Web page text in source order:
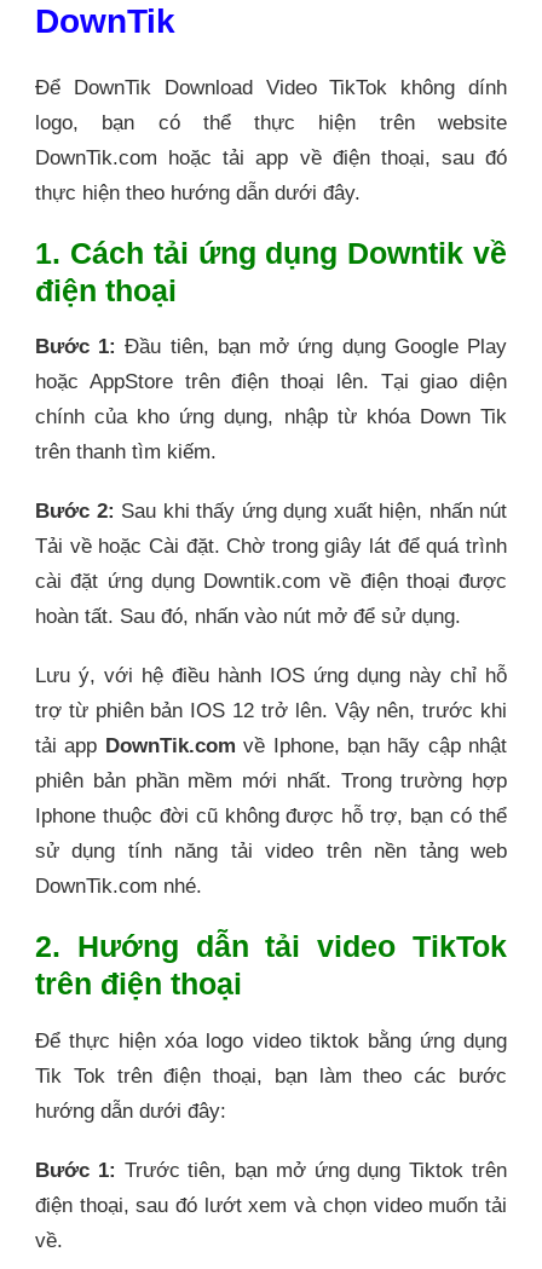
DownTik
Để DownTik Download Video TikTok không dính
logo, bạn có thể thực hiện trên website
DownTik.com hoặc tải app về điện thoại, sau đó
thực hiện theo hướng dẫn dưới đây.
1. Cách tải ứng dụng Downtik về
điện thoại
Bước 1: Đầu tiên, bạn mở ứng dụng Google Play
hoặc AppStore trên điện thoại lên. Tại giao diện
chính của kho ứng dụng, nhập từ khóa Down Tik
trên thanh tìm kiếm.
Bước 2: Sau khi thấy ứng dụng xuất hiện, nhấn nút
Tải về hoặc Cài đặt. Chờ trong giây lát để quá trình
cài đặt ứng dụng Downtik.com về điện thoại được
hoàn tất. Sau đó, nhấn vào nút mở để sử dụng.
Lưu ý, với hệ điều hành IOS ứng dụng này chỉ hỗ
trợ từ phiên bản IOS 12 trở lên. Vậy nên, trước khi
tải app DownTik.com về Iphone, bạn hãy cập nhật
phiên bản phần mềm mới nhất. Trong trường hợp
Iphone thuộc đời cũ không được hỗ trợ, bạn có thể
sử dụng tính năng tải video trên nền tảng web
DownTik.com nhé.
2. Hướng dẫn tải video TikTok
trên điện thoại
Để thực hiện xóa logo video tiktok bằng ứng dụng
Tik Tok trên điện thoại, bạn làm theo các bước
hướng dẫn dưới đây:
Bước 1: Trước tiên, bạn mở ứng dụng Tiktok trên
điện thoại, sau đó lướt xem và chọn video muốn tải
về.